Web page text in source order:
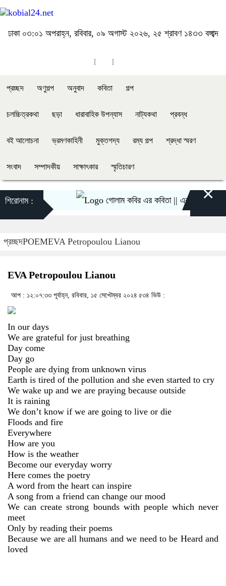
ঢাকা ০৩:০১ অপরাহ্ন, রবিবার, ০৯ অগাস্ট ২০২৬, ২৫ শ্রাবণ ১৪৩৩ বঙ্গাব্দ
প্রচ্ছদ অণুগল্প অনুবাদ কবিতা গল্প
চলচ্চিত্রকথা ছড়া ধারাবাহিক উপন্যাস নাট্যকথা প্রবন্ধ
বই আলোচনা ভ্রমণকাহিনী মুক্তগদ্য রম্য গল্প শ্রদ্ধা স্মরণ
সংবাদ সম্পাদকীয় সাক্ষাৎকার স্মৃতিচারণ
শিরোনাম : গোলাম কবির এর কবিতা || একটা কাঙ্ক্ষিত×
প্রচ্ছদPOEMEVA Petropoulou Lianou
EVA Petropoulou Lianou
আপ : ১২:০৭:৩৩ পূর্বাহ্ন, রবিবার, ১৫ সেপ্টেম্বর ২০২৪ ৫৩৪ ভিউ :
In our days
We are grateful for just breathing
Day come
Day go
People are dying from unknown virus
Earth is tired of the pollution and she even started to cry
We wake up and we are praying because outside
It is raining
We don’t know if we are going to live or die
Floods and fire
Everywhere
How are you
How is the weather
Become our everyday worry
Here comes the poetry
A word from the heart can inspire
A song from a friend can change our mood
We can create strong bounds with people which never
meet
Only by reading their poems
Because we are all humans and we need to be Heard and
loved